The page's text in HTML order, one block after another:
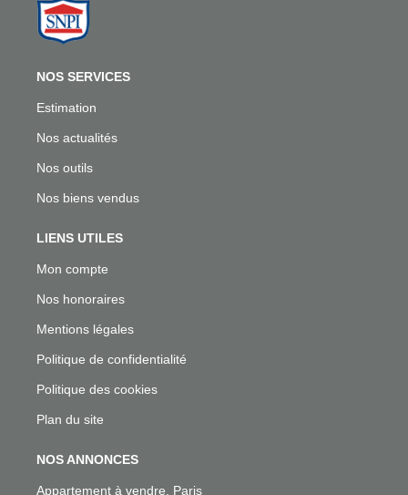
NOS SERVICES
Estimation
Nos actualités
Nos outils
Nos biens vendus
LIENS UTILES
Mon compte
Nos honoraires
Mentions légales
Politique de confidentialité
Politique des cookies
Plan du site
NOS ANNONCES
Appartement à vendre, Paris